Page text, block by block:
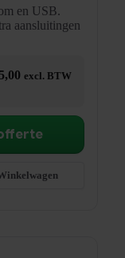
en USB.
aansluitingen
excl. BTW